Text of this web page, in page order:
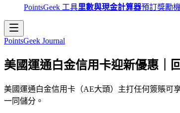
PointsGeek 工具里數與現金計算器預訂獎勵
PointsGeek Journal
美國運通白金信用卡迎新優惠｜
美國運通白金信用卡（AE大頭）主打任何簽賬可
一同儲分。